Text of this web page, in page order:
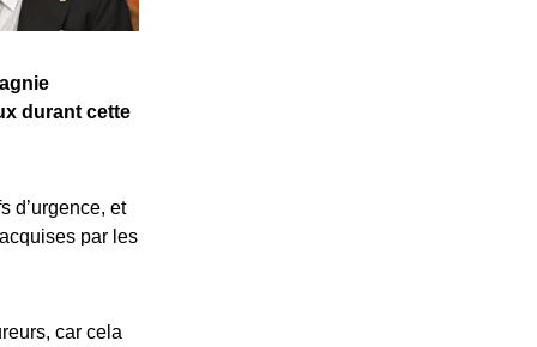
durant cette
d’urgence, et
par les
car cela